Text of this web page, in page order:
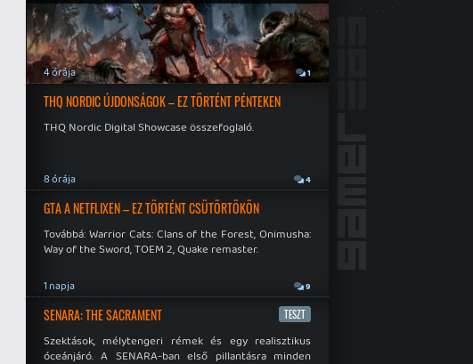
4 órája 1
THQ NORDIC ÚJDONSÁGOK – EZ TÖRTÉNT PÉNTEKEN
THQ Nordic Digital Showcase összefoglaló.
8 órája 4
GTA A NETFLIXEN – EZ TÖRTÉNT CSÜTÖRTÖKÖN
Továbbá: Warrior Cats: Clans of the Forest, Onimusha:
Way of the Sword, TOEM 2, Quake remaster.
1 napja 9
SENARA: THE SACRAMENT TESZT
Szektások, mélytengeri rémek és egy realisztikus
óceánjáró. A SENARA-ban első pillantásra minden